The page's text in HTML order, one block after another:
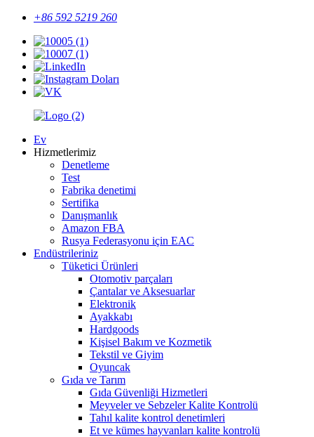
+86 592 5219 260
Ev
Hizmetlerimiz
Denetleme
Test
Fabrika denetimi
Sertifika
Danışmanlık
Amazon FBA
Rusya Federasyonu için EAC
Endüstrileriniz
Tüketici Ürünleri
Otomotiv parçaları
Çantalar ve Aksesuarlar
Elektronik
Ayakkabı
Hardgoods
Kişisel Bakım ve Kozmetik
Tekstil ve Giyim
Oyuncak
Gıda ve Tarım
Gıda Güvenliği Hizmetleri
Meyveler ve Sebzeler Kalite Kontrolü
Tahıl kalite kontrol denetimleri
Et ve kümes hayvanları kalite kontrolü